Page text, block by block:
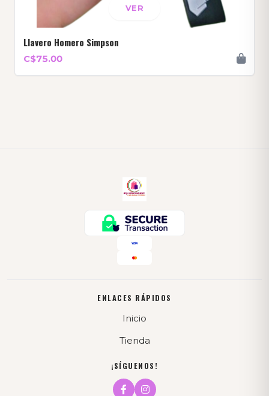
VER
Llavero Homero Simpson
C$75.00
ENLACES RÁPIDOS
Inicio
Tienda
¡SÍGUENOS!